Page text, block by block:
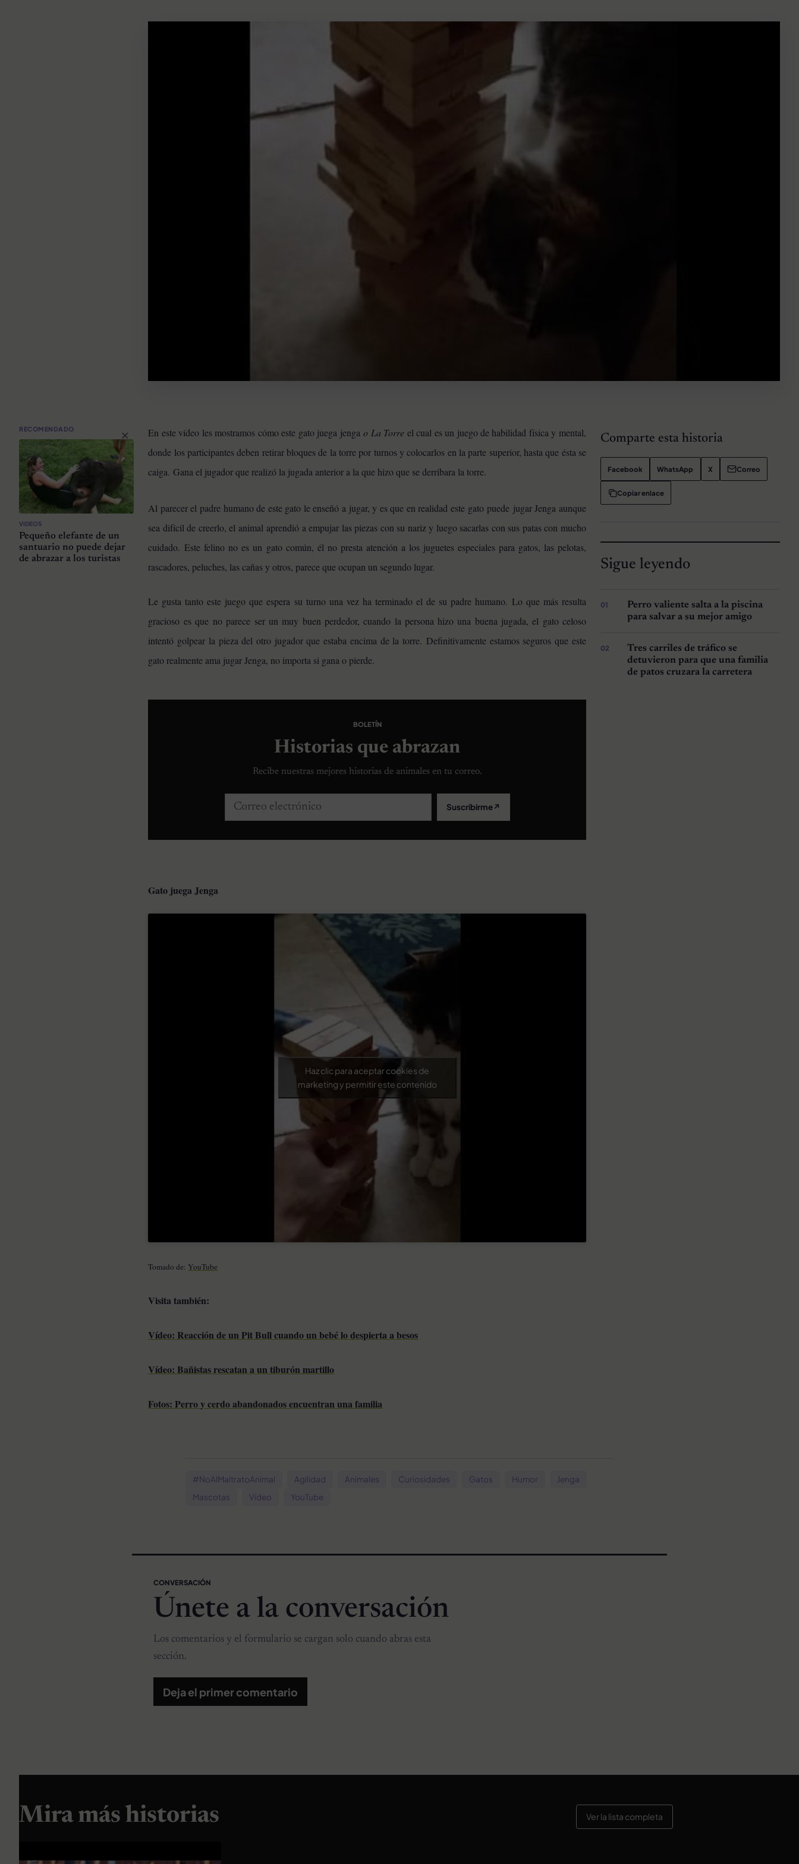
×
RECOMENDADO
VIDEOS
Pequeño elefante de un
santuario no puede dejar
de abrazar a los turistas
En este vídeo les mostramos cómo este gato juega jenga o La Torre el cual es un juego de habilidad física y mental,
donde los participantes deben retirar bloques de la torre por turnos y colocarlos en la parte superior, hasta que ésta se
caiga. Gana el jugador que realizó la jugada anterior a la que hizo que se derribara la torre.
Al parecer el padre humano de este gato le enseñó a jugar, y es que en realidad este gato puede jugar Jenga aunque
sea difícil de creerlo, el animal aprendió a empujar las piezas con su nariz y luego sacarlas con sus patas con mucho
cuidado. Este felino no es un gato común, él no presta atención a los juguetes especiales para gatos, las pelotas,
rascadores, peluches, las cañas y otros, parece que ocupan un segundo lugar.
Le gusta tanto este juego que espera su turno una vez ha terminado el de su padre humano. Lo que más resulta
gracioso es que no parece ser un muy buen perdedor, cuando la persona hizo una buena jugada, el gato celoso
intentó golpear la pieza del otro jugador que estaba encima de la torre. Definitivamente estamos seguros que este
gato realmente ama jugar Jenga, no importa si gana o pierde.
BOLETÍN
Historias que abrazan
Recibe nuestras mejores historias de animales en tu correo.
Correo electrónico Suscribirme↗
Gato juega Jenga
Haz clic para aceptar cookies de
marketing y permitir este contenido
Tomado de: YouTube
Visita también:
Vídeo: Reacción de un Pit Bull cuando un bebé lo despierta a besos
Vídeo: Bañistas rescatan a un tiburón martillo
Fotos: Perro y cerdo abandonados encuentran una familia
Comparte esta historia
Facebook WhatsApp X Correo
Copiar enlace
Sigue leyendo
Perro valiente salta a la piscina
para salvar a su mejor amigo
Tres carriles de tráfico se
detuvieron para que una familia
de patos cruzara la carretera
#NoAlMaltratoAnimal Agilidad Animales Curiosidades Gatos Humor
Jenga
Mascotas
Vídeo YouTube
CONVERSACIÓN
Únete a la conversación
Los comentarios y el formulario se cargan solo cuando abras esta
sección.
Deja el primer comentario
Mira más historias Ver la lista completa